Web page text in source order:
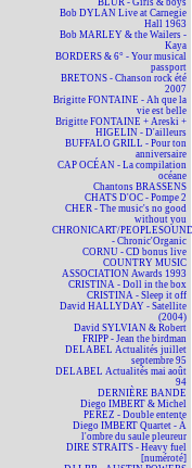
BLUR - Girls & boys
Bob DYLAN Live at Carnegie
Hall 1963
Bob MARLEY & the Wailers -
Kaya
BORDERS & 6° - Your musical
passport
BRETONS - Chanson rock été
2007
Brigitte FONTAINE - Ah que la
vie est belle
Brigitte FONTAINE + Areski +
HIGELIN - D'ailleurs
BUFFALO GRILL - Pour ton
anniversaire
CAP OCÉAN - La compilation
océane
Chantons BRASSENS
CHATS D'OC - Pompe 2
CHER - The music's no good
without you
CHRONICART/
- Chronic'Organic
CORNU - CD bonus live
COUNTRY MUSIC
ASSOCIATION Awards 1993
CRISTINA - Doll in the box
CRISTINA - Sleep it off
David HALLYDAY - Satellite
(2004)
David SYLVIAN & Robert
FRIPP - Jean the birdman
DELABEL Actualités juillet
septembre 95
DELABEL Actualités mai août
94
DERNIÈRE BANDE
Diego IMBERT & Michel
PEREZ - Double entente
Diego IMBERT Quartet - À
l'ombre du saule pleureur
DIRE STRAITS - Heavy fuel
[numéroté]